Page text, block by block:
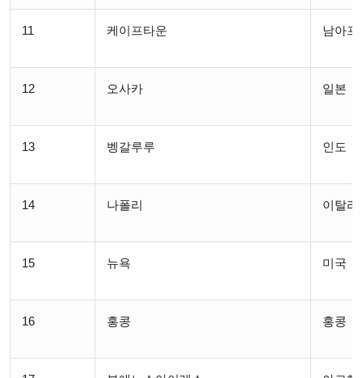
11 케이프타운 남아
12 오사카 일본
13 벵갈루루 인도
14 나폴리 이탈리
15 뉴욕 미국
16 홍콩 홍콩